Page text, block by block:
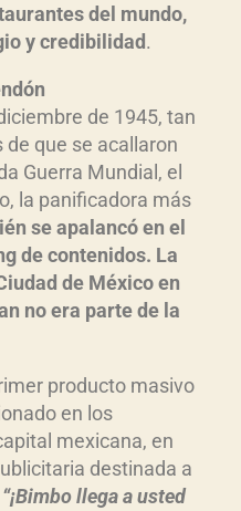
del mundo,
y credibilidad.
de 1945, tan
que se acallaron
Guerra Mundial, el
la panificadora más
se apalancó en el
de contenidos. La
de México en
no era parte de la
producto masivo
en los
mexicana, en
destinada a
“¡Bimbo llega a usted